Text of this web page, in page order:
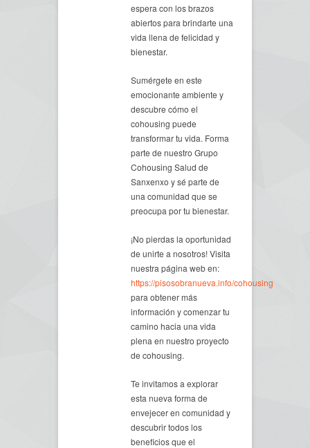
espera con los brazos
abiertos para brindarte una
vida llena de felicidad y
bienestar.
Sumérgete en este
emocionante ambiente y
descubre cómo el
cohousing puede
transformar tu vida. Forma
parte de nuestro Grupo
Cohousing Salud de
Sanxenxo y sé parte de
una comunidad que se
preocupa por tu bienestar.
¡No pierdas la oportunidad
de unirte a nosotros! Visita
nuestra página web en:
https://pisosobranueva.info/cohousing
para obtener más
información y comenzar tu
camino hacia una vida
plena en nuestro proyecto
de cohousing.
Te invitamos a explorar
esta nueva forma de
envejecer en comunidad y
descubrir todos los
beneficios que el